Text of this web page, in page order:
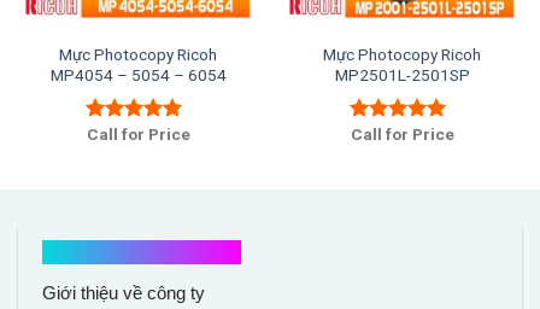
Mực Photocopy Ricoh
MP4054 – 5054 – 6054
Được xếp
Call for Price
Mực Photocopy Ricoh
MP2501L-2501SP
Được xếp
Call for Price
Giới thiệu về công ty